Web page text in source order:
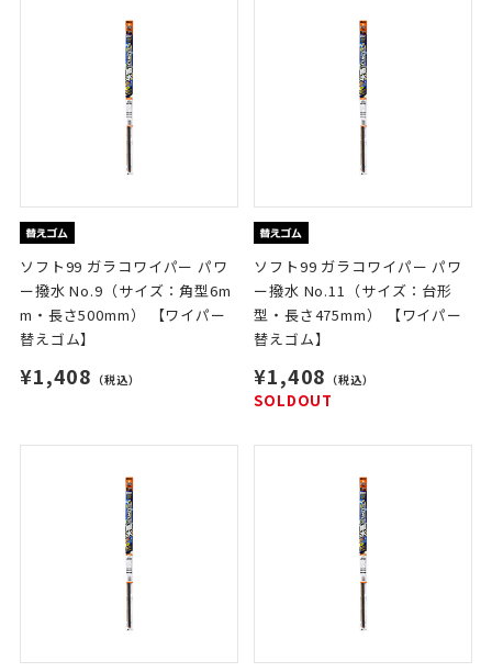
ソフト99 ガラコワイパー パワ
ー撥水 No.9（サイズ：角型6m
m・長さ500mm） 【ワイパー
替えゴム】
¥1,408 （税込）
ソフト99 ガラコワイパー パワ
ー撥水 No.11（サイズ：台形
型・長さ475mm） 【ワイパー
替えゴム】
¥1,408 （税込）
SOLDOUT